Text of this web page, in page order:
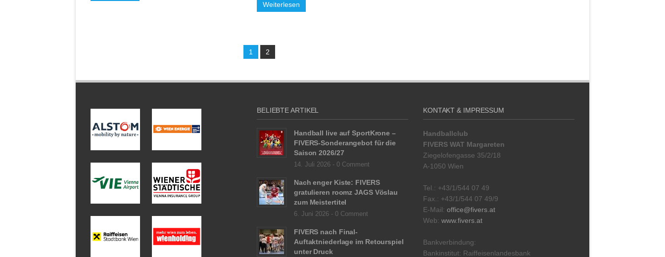
Weiterlesen
1 2
BELIEBTE ARTIKEL
Handball live auf SportKrone –
FIVERS-Sonderangebot für die
Saison 2026/27
14. Juli 2026 - 0 Comment
Nach enger Kiste: FIVERS
gratulieren roomz JAGS Vöslau
zum Meistertitel
6. Juni 2026 - 0 Comment
FIVERS nach Final-
Auftaktniederlage im Retourspiel
unter Druck
KONTAKT & IMPRESSUM
Handballclub
FIVERS WAT Margareten
Ziegelofengasse 35/2/18
A-1050 Wien
Tel.: +43/1/544 07 49
Fax.: +43/1/544 07 49/9
E-Mail: office@fivers.at
Web: www.fivers.at
Bankverbindung:
Bankinstitut: Raiffeisenlandesbank